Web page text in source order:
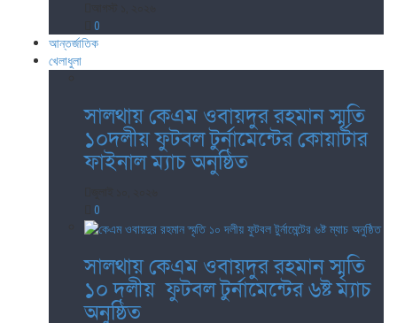
0
আন্তর্জাতিক
খেলাধুলা
সালথায় কেএম ওবায়দুর রহমান স্মৃতি
১০দলীয় ফুটবল টুর্নামেন্টের কোয়ার্টার
ফাইনাল ম্যাচ অনুষ্ঠিত
0
সালথায় কেএম ওবায়দুর রহমান স্মৃতি
১০ দলীয় ফুটবল টুর্নামেন্টের ৬ষ্ট ম্যাচ
অনুষ্ঠিত